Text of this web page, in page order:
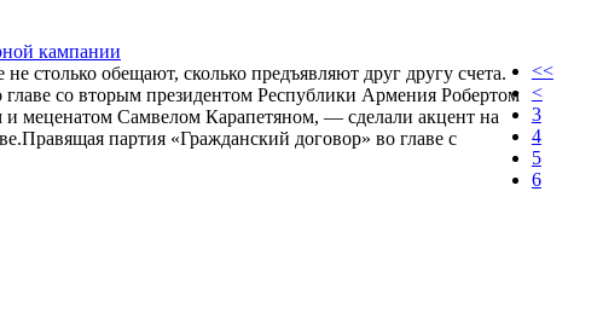
кампании
столько обещают, сколько предъявляют друг другу счета.
со вторым президентом Республики Армения Робертом
меценатом Самвелом Карапетяном, — сделали акцент на
партия «Гражданский договор» во главе с
<<
<
3
4
5
6